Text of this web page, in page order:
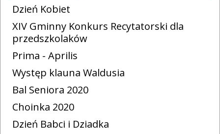
Dzień Kobiet
XIV Gminny Konkurs Recytatorski dla
przedszkolaków
Prima - Aprilis
Występ klauna Waldusia
Bal Seniora 2020
Choinka 2020
Dzień Babci i Dziadka